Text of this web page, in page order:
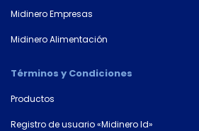
Midinero Empresas
Midinero Alimentación
Términos y Condiciones
Productos
Registro de usuario «Midinero Id»